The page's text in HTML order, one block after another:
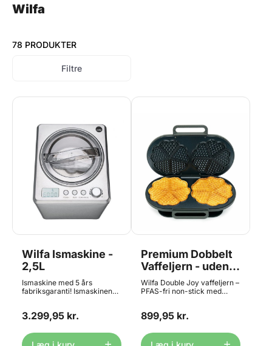
Wilfa
78 PRODUKTER
Filtre
Wilfa Ismaskine -
2,5L
Ismaskine med 5 års
fabriksgaranti! Ismaskinen
på kun 1 time. Alt hvad du
ingredienser, påfylde og
tænde ismaskinen, så den
3.299,95 kr.
Premium Dobbelt
Vaffeljern - uden
PFAS, Wilfa
Wilfa Double Joy vaffeljern –
PFAS-fri non-stick med
vaffeljern med 5 års
Double Joy får du et
moderne vaffeljern, der
899,95 kr.